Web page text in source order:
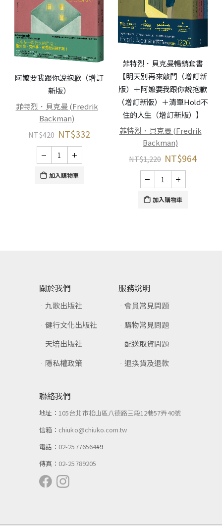
阿嬤要我跟你說抱歉（增訂
新版）
菲特烈．貝克曼 (Fredrik
Backman)
NT$420 NT$332
加入購物車
菲特烈．貝克曼暢銷套書
【明天別再來敲門（增訂新
版）＋阿嬤要我跟你說抱歉
（增訂新版）＋清單Hold不
住的人生（增訂新版）】
菲特烈．貝克曼 (Fredrik
Backman)
NT$1,220 NT$964
加入購物車
關於我們
九歌出版社
健行文化出版社
天培出版社
隱私權政策
服務說明
會員常見問題
購物常見問題
配送取貨問題
退換貨及退款
聯絡我們
地址：105台北市松山區八德路三段12巷57弄40號
信箱： chiuko@chiuko.com.tw
電話： 02-25776564#9
傳真： 02-25789205